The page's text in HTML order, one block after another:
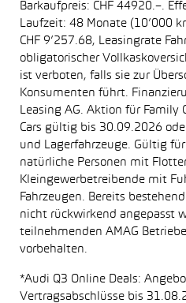
Barkaufpreis: CHF 44920.–.
Laufzeit: 48 Monate (10’000
CHF 9’257.68, Leasingrate
obligatorischer
ist verboten, falls sie zur
Konsumenten führt.
Leasing AG. Aktion für Family
Cars gültig bis 30.09.2026
und Lagerfahrzeuge. Gültig
natürliche Personen mit
Kleingewerbetreibende mit
Fahrzeugen. Bereits
nicht rückwirkend angepasst
teilnehmenden AMAG
vorbehalten.
*Audi Q3 Online Deals:
Vertragsabschlüsse bis